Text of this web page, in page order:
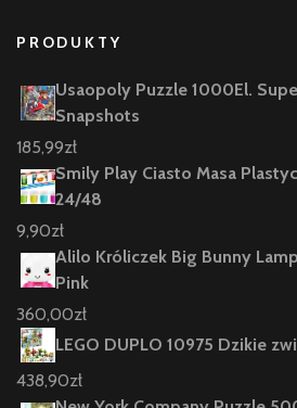
PRODUKTY
Usaopoly Puzzle 1000El.
Snapshots
185,99zł
Smily Play Ciasto Masa
24/48
9,90zł
Alilo Króliczek Big Bunny
Pink
360,00zł
LEGO DUPLO 10975 Dzikie
438,90zł